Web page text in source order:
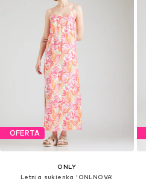
OFERTA
ONLY
Letnia sukienka 'ONLNOVA'